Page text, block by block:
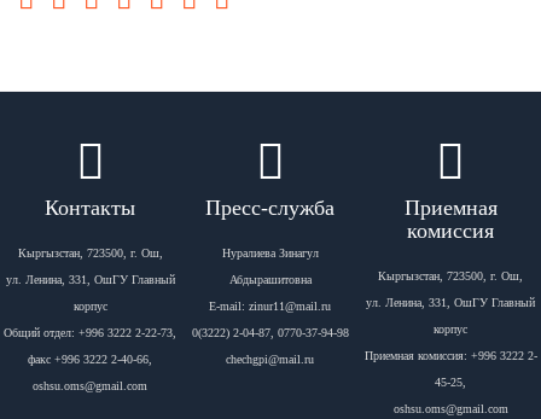
Контакты
Кыргызстан, 723500, г. Ош,
ул. Ленина, 331, ОшГУ Главный
корпус
Общий отдел: +996 3222 2-22-73,
факс +996 3222 2-40-66,
oshsu.oms@gmail.com
Пресс-служба
Нуралиева Зинагул
Абдырашитовна
Е-mail: zinur11@mail.ru
0(3222) 2-04-87, 0770-37-94-98
chechgpi@mail.ru
Приемная
комиссия
Кыргызстан, 723500, г. Ош,
ул. Ленина, 331, ОшГУ Главный
корпус
Приемная комиссия: +996 3222 2-
45-25,
oshsu.oms@gmail.com